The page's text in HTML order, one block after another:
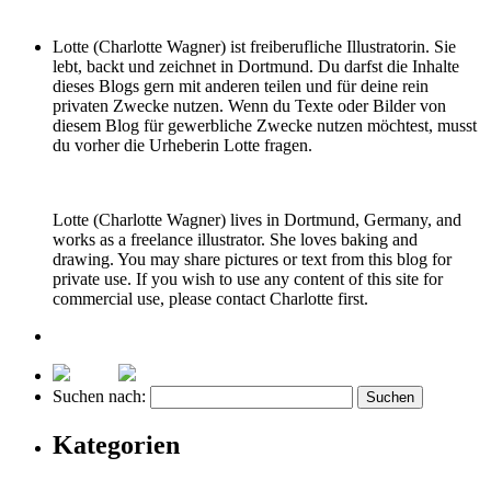
Lotte (Charlotte Wagner) ist freiberufliche Illustratorin. Sie
lebt, backt und zeichnet in Dortmund. Du darfst die Inhalte
dieses Blogs gern mit anderen teilen und für deine rein
privaten Zwecke nutzen. Wenn du Texte oder Bilder von
diesem Blog für gewerbliche Zwecke nutzen möchtest, musst
du vorher die Urheberin Lotte fragen.
Lotte (Charlotte Wagner) lives in Dortmund, Germany, and
works as a freelance illustrator. She loves baking and
drawing. You may share pictures or text from this blog for
private use. If you wish to use any content of this site for
commercial use, please contact Charlotte first.
Suchen nach:
Kategorien